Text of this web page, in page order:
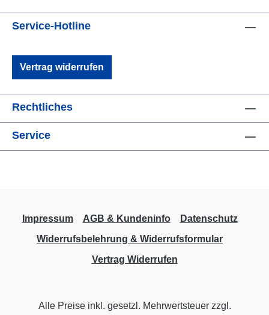
Service-Hotline
Vertrag widerrufen
Rechtliches
Service
Impressum AGB & Kundeninfo
Datenschutz
Widerrufsbelehrung & Widerrufsformular
Vertrag Widerrufen
Alle Preise inkl. gesetzl. Mehrwertsteuer zzgl.